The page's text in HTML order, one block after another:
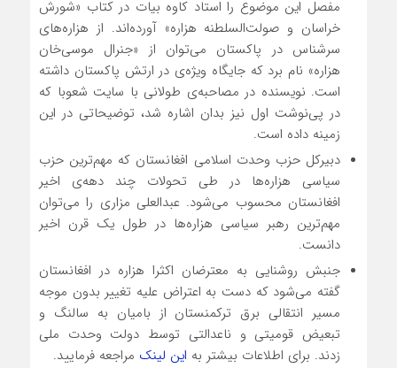
مفصل این موضوع را استاد کاوه بیات در کتاب «شورش
خراسان و صولت‌السلطنه هزاره» آورده‌اند. از هزاره‌های
سرشناس در پاکستان می‌توان از «جنرال موسی‌خان
هزاره» نام برد که جایگاه ویژه‌ی در ارتش پاکستان داشته
است. نویسنده در مصاحبه‌ی طولانی با سایت شعوبا که
در پی‌نوشت اول نیز بدان اشاره شد، توضیحاتی در این
زمینه داده است.
دبیرکل حزب وحدت اسلامی افغانستان که مهم‌ترین حزب
سیاسی هزاره‌ها در طی تحولات چند دهه‌ی اخیر
افغانستان محسوب می‌شود. عبدالعلی مزاری را می‌توان
مهم‌ترین رهبر سیاسی هزاره‌ها در طول یک قرن اخیر
دانست.
جنبش روشنایی به معترضان اکثرا هزاره در افغانستان
گفته می‌شود که دست به اعتراض علیه تغییر بدون موجه
مسیر انتقالی برق ترکمنستان از بامیان به سالنگ و
تبعیض قومیتی و ناعدالتی توسط دولت وحدت ملی
زدند. برای اطلاعات بیشتر به این لینک مراجعه فرمایید.